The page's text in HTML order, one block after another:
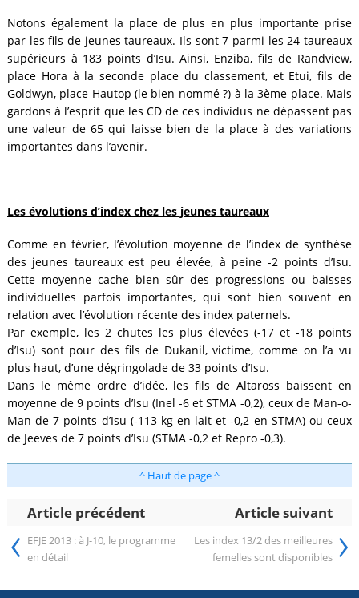
Notons également la place de plus en plus importante prise
par les fils de jeunes taureaux. Ils sont 7 parmi les 24 taureaux
supérieurs à 183 points d’Isu. Ainsi, Enziba, fils de Randview,
place Hora à la seconde place du classement, et Etui, fils de
Goldwyn, place Hautop (le bien nommé ?) à la 3ème place. Mais
gardons à l’esprit que les CD de ces individus ne dépassent pas
une valeur de 65 qui laisse bien de la place à des variations
importantes dans l’avenir.
Les évolutions d’index chez les jeunes taureaux
Comme en février, l’évolution moyenne de l’index de synthèse
des jeunes taureaux est peu élevée, à peine -2 points d’Isu.
Cette moyenne cache bien sûr des progressions ou baisses
individuelles parfois importantes, qui sont bien souvent en
relation avec l’évolution récente des index paternels.
Par exemple, les 2 chutes les plus élevées (-17 et -18 points
d’Isu) sont pour des fils de Dukanil, victime, comme on l’a vu
plus haut, d’une dégringolade de 33 points d’Isu.
Dans le même ordre d’idée, les fils de Altaross baissent en
moyenne de 9 points d’Isu (Inel -6 et STMA -0,2), ceux de Man-o-
Man de 7 points d’Isu (-113 kg en lait et -0,2 en STMA) ou ceux
de Jeeves de 7 points d’Isu (STMA -0,2 et Repro -0,3).
^ Haut de page ^
Article précédent Article suivant
‹ EFJE 2013 : à J-10, le programme
en détail
Les index 13/2 des meilleures
femelles sont disponibles ›